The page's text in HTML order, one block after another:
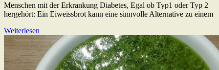
Menschen mit der Erkrankung Diabetes, Egal ob Typ1 oder Typ 2
hergehört: Ein Eiweissbrot kann eine sinnvolle Alternative zu einem
Weiterlesen